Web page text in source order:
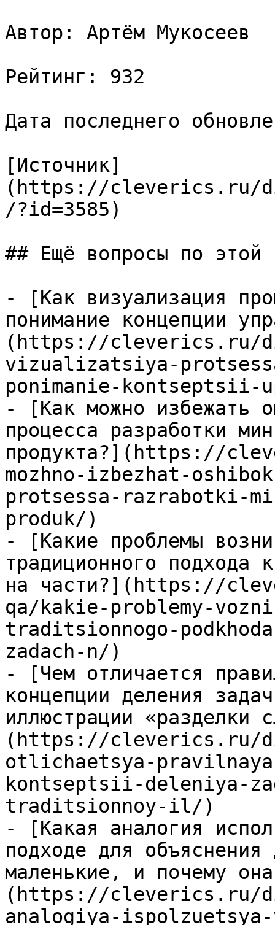
Автор: Артём Мукосеев
Рейтинг: 932
Дата последнего
[Источник]
(https://cleverics.ru/
/?id=3585)
## Ещё вопросы по этой
- [Как визуализация
понимание концепции
(https://cleverics.ru/
vizualizatsiya-
ponimanie-kontseptsii-
- [Как можно избежать
процесса разработки
продукта?](https://
mozhno-izbezhat-
protsessa-razrabotki-
produk/)
- [Какие проблемы
традиционного подхода
на части?](https://
qa/kakie-problemy-
traditsionnogo-
zadach-n/)
- [Чем отличается
концепции деления
иллюстрации «разделки
(https://cleverics.ru/
otlichaetsya-
kontseptsii-deleniya-
traditsionnoy-il/)
- [Какая аналогия
подходе для
маленькие, и почему
(https://cleverics.ru/
analogiya-